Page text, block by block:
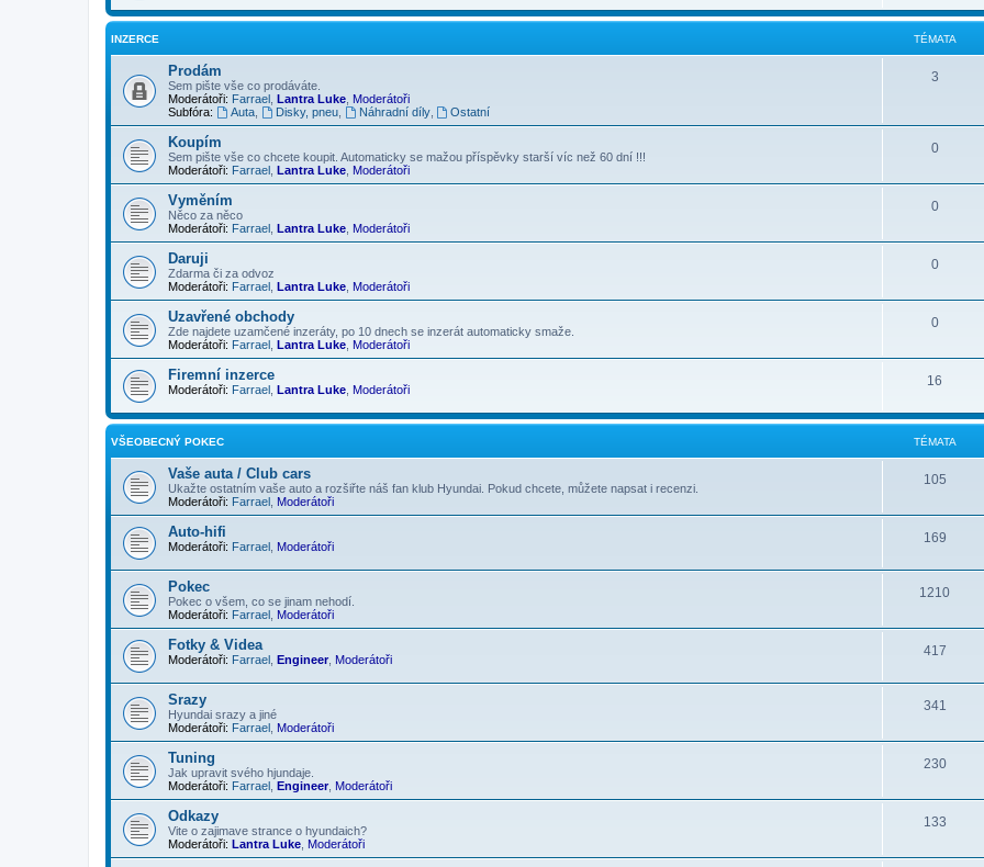
INZERCE TÉMATA
Prodám
Sem pište vše co prodáváte.
Moderátoři: Farrael Lantra Luke Moderátoři
Subfóra:
Auta, Disky, pneu, Náhradní díly, Ostatní
3
Koupím
Sem pište vše co chcete koupit. Automaticky se mažou příspěvky starší víc než 60 dní !!!
Moderátoři: Farrael Lantra Luke Moderátoři
0
Vyměním
Něco za něco
Moderátoři: Farrael Lantra Luke Moderátoři
0
Daruji
Zdarma či za odvoz
Moderátoři: Farrael Lantra Luke Moderátoři
0
Uzavřené obchody
Zde najdete uzamčené inzeráty, po 10 dnech se inzerát automaticky smaže.
Moderátoři: Farrael Lantra Luke Moderátoři
0
Firemní inzerce
Moderátoři: Farrael Lantra Luke Moderátoři
16
VŠEOBECNÝ POKEC TÉMATA
Vaše auta / Club cars
Ukažte ostatním vaše auto a rozšiřte náš fan klub Hyundai. Pokud chcete, můžete napsat i recenzi.
Moderátoři: Farrael Moderátoři
105
Auto-hifi
Moderátoři: Farrael Moderátoři
169
Pokec
Pokec o všem, co se jinam nehodí.
Moderátoři: Farrael Moderátoři
1210
Fotky & Videa
Moderátoři: Farrael Engineer, Moderátoři
417
Srazy
Hyundai srazy a jiné
Moderátoři: Farrael Moderátoři
341
Tuning
Jak upravit svého hjundaje.
Moderátoři: Farrael Engineer, Moderátoři
230
Odkazy
Vite o zajimave strance o hyundaich?
Moderátoři: Lantra Luke Moderátoři
133